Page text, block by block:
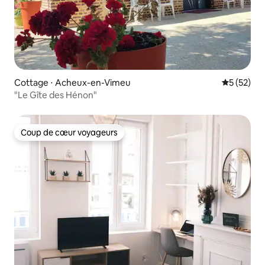
Cottage ⋅ Acheux-en-Vimeu
5 (52)
"Le Gîte des Hénon"
Coup de cœur voyageurs
Coup de cœur voyageurs